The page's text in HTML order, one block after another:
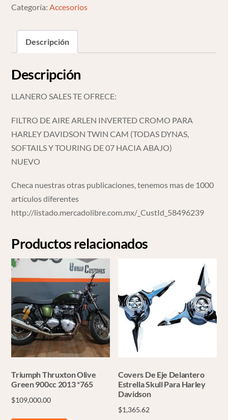
Harley
Twin
Cam
Categoría:Accesorios
Descripción
Descripción
LLANERO SALES TE OFRECE:
FILTRO DE AIRE ARLEN INVERTED CROMO PARA
HARLEY DAVIDSON TWIN CAM (TODAS DYNAS,
SOFTAILS Y TOURING DE 07 HACIA ABAJO)
NUEVO
Checa nuestras otras publicaciones, tenemos mas de 1000
artículos diferentes
http://listado.mercadolibre.com.mx/_CustId_58496239
Productos relacionados
Triumph Thruxton Olive
Green 900cc 2013 *765
$109,000.00
Covers De Eje Delantero
Estrella Skull Para Harley
Davidson
$1,365.62